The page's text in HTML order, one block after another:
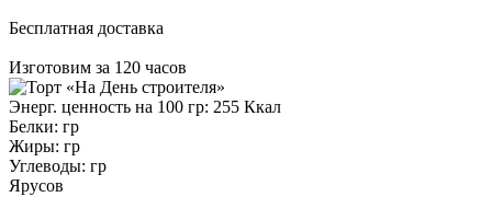
Бесплатная доставка
Изготовим за 120 часов
Энерг. ценность на 100 гр: 255 Ккал
Белки: гр
Жиры: гр
Углеводы: гр
Ярусов